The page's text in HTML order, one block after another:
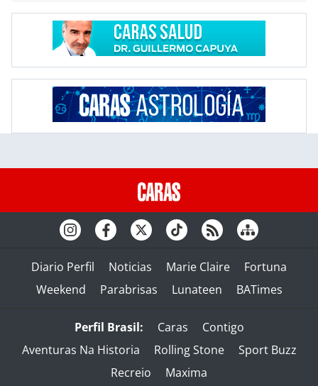
Diario Perfil Noticias Marie Claire
Fortuna
Weekend
Parabrisas Lunateen BATimes
Perfil Brasil: Caras
Contigo
Aventuras Na Historia
Rolling Stone
Sport Buzz
Recreio
Maxima